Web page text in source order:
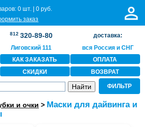
0 шт. |0 руб.
заказ
812 320-89-80
Лиговский 111
доставка:
вся Россия и СНГ
КАК ЗАКАЗАТЬ
ОПЛАТА
СКИДКИ ВОЗВРАТ
ФИЛЬТР
и очки > Маски для дайвинга и